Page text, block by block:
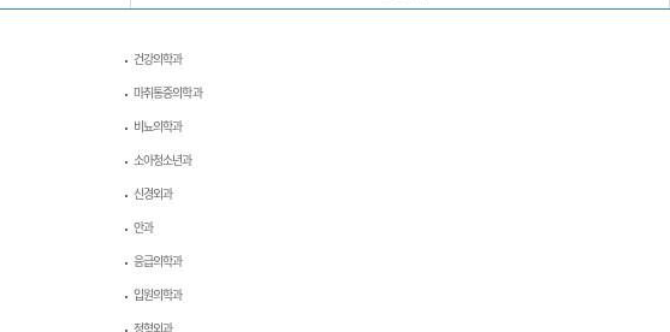
건강의학과
마취통증의학과
비뇨의학과
소아청소년과
신경외과
안과
응급의학과
입원의학과
정형외과